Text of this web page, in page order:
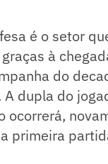
é o setor
à
do
dupla do
ocorrerá,
primeira